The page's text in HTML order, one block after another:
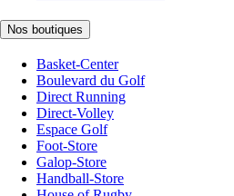
Nos boutiques
Basket-Center
Boulevard du Golf
Direct Running
Direct-Volley
Espace Golf
Foot-Store
Galop-Store
Handball-Store